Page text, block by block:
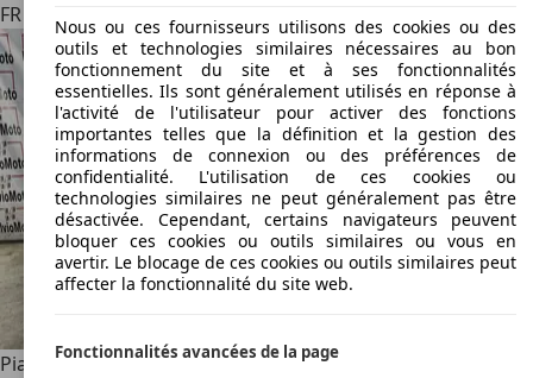
FR 13200
Piaggio GTS 125
Nous ou ces fournisseurs utilisons des cookies ou des
outils et technologies similaires nécessaires au bon
fonctionnement du site et à ses fonctionnalités
essentielles. Ils sont généralement utilisés en réponse à
l'activité de l'utilisateur pour activer des fonctions
importantes telles que la définition et la gestion des
informations de connexion ou des préférences de
confidentialité. L'utilisation de ces cookies ou
technologies similaires ne peut généralement pas être
désactivée. Cependant, certains navigateurs peuvent
bloquer ces cookies ou outils similaires ou vous en
avertir. Le blocage de ces cookies ou outils similaires peut
affecter la fonctionnalité du site web.
Fonctionnalités avancées de la page